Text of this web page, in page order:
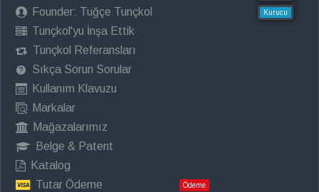
Founder: Tuğçe Tunçkol Kurucu
Tunçkol'yu İnşa Ettik
Tunçkol Referansları
Sıkça Sorun Sorular
Kullanım Klavuzu
Markalar
Mağazalarımız
Belge & Patent
Katalog
Tutar Ödeme
Ödeme